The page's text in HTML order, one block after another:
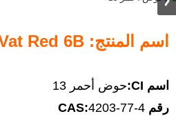
اسم المنتج: Vat Red 6B
اسم CI:
حوض أحمر 13
رقم CAS: 4203-77-4